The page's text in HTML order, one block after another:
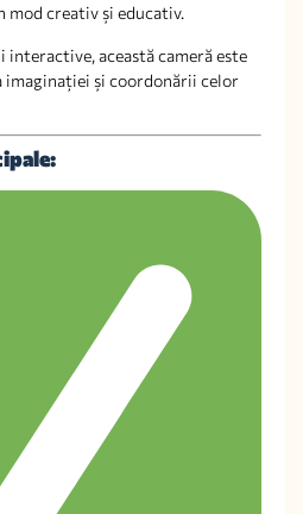
creativ și educativ.
această cameră este
imaginației și coordonării celor